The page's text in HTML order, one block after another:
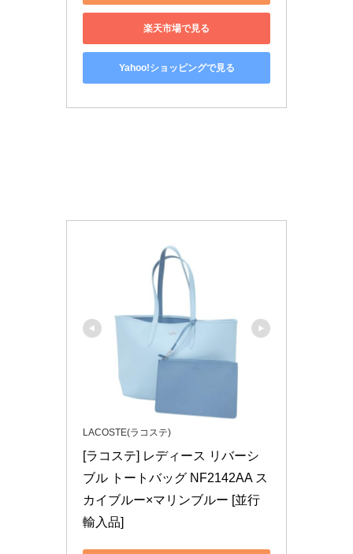
楽天市場で見る
Yahoo!ショッピングで見る
LACOSTE(ラコステ)
[ラコステ] レディース リバーシ
ブル トートバッグ NF2142AA ス
カイブルー×マリンブルー [並行
輸入品]